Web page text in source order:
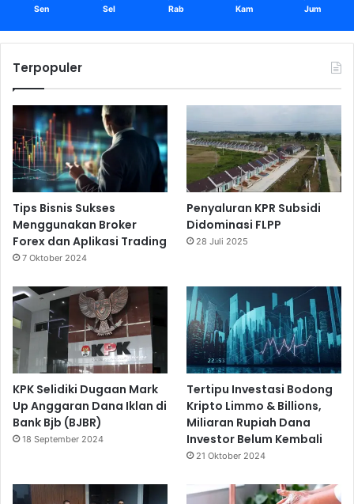
Sen Sel Rab Kam Jum
Terpopuler
Tips Bisnis Sukses
Menggunakan Broker
Forex dan Aplikasi Trading
7 Oktober 2024
Penyaluran KPR Subsidi
Didominasi FLPP
28 Juli 2025
KPK Selidiki Dugaan Mark
Up Anggaran Dana Iklan di
Bank Bjb (BJBR)
18 September 2024
Tertipu Investasi Bodong
Kripto Limmo & Billions,
Miliaran Rupiah Dana
Investor Belum Kembali
21 Oktober 2024